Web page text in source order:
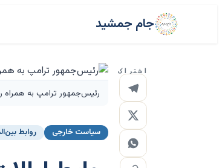
جام جمشید
اشتراک
رئیس‌جمهور ترامپ به
سیاست خارجی روابط